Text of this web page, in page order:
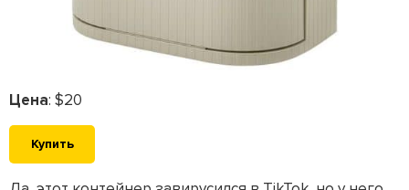
Цена: $20
Купить